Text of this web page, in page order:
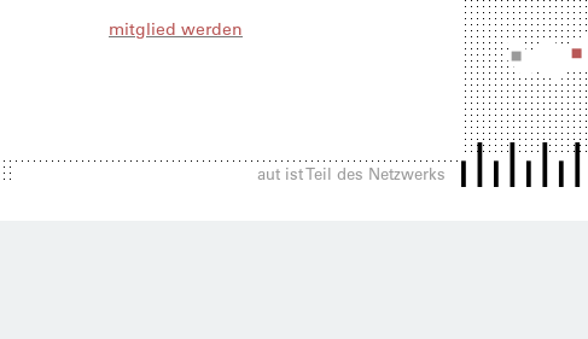
mitglied werden
aut ist Teil des Netzwerks